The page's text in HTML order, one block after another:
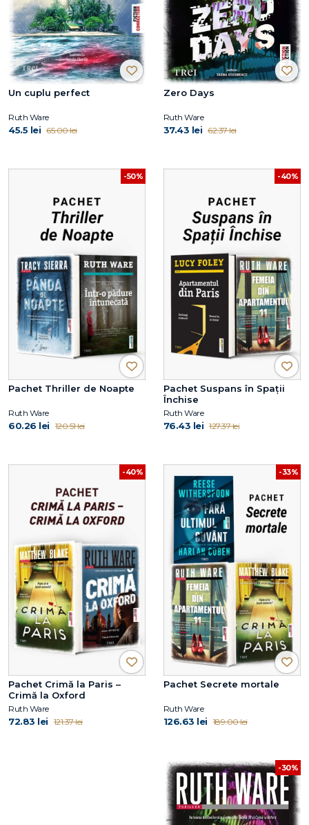
Un cuplu perfect
Ruth Ware
45.5 lei 65.00 lei
Zero Days
Ruth Ware
37.43 lei 62.37 lei
-50%
Pachet Thriller de Noapte
Ruth Ware
60.26 lei 120.51 lei
-40%
Pachet Suspans în Spații
Închise
Ruth Ware
76.43 lei 127.37 lei
-40%
Pachet Crimă la Paris –
Crimă la Oxford
Ruth Ware
72.83 lei 121.37 lei
-33%
Pachet Secrete mortale
Ruth Ware
126.63 lei 189.00 lei
-30%